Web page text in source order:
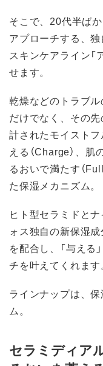
そこで、20代半ば
アプローチする、
スキンケアライン「
せます。
乾燥などのトラブ
だけでなく、その
計されたモイスト
える（Charge）、肌
るおいで満たす（
た保湿メカニズム。
ヒト型セラミドと
ォス独自の新保湿
を配合し、「与える
チを叶えてくれます。
ラインナップは、
ム。
セラミディア